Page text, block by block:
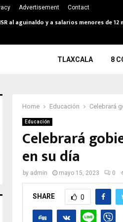
Advertisement Contact
al aguinaldo y a salarios menores de
TLAXCALA 8
Home Educación Celebrará
Educación
Celebrará
en su día
by admin mayo 15, 2023 0
SHARE 0